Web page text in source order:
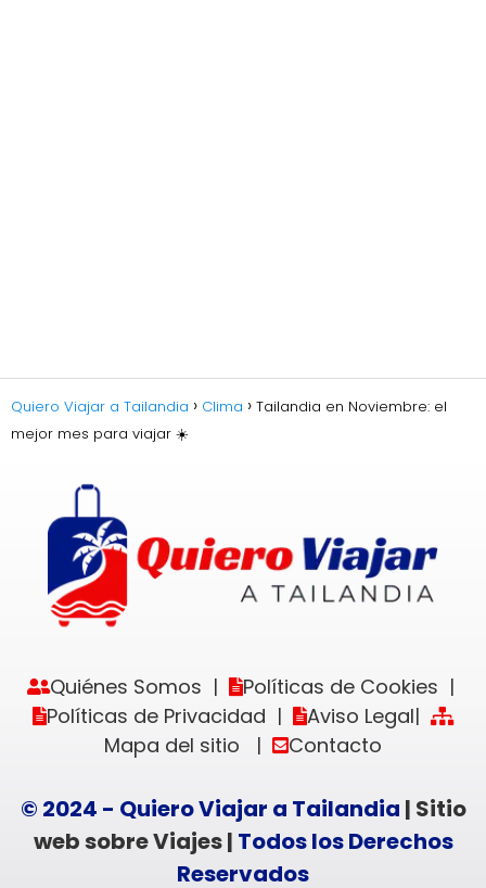
Quiero Viajar a Tailandia Clima
Tailandia en Noviembre: el
mejor mes para viajar ☀️
Quiénes Somos | Políticas de Cookies |
Políticas de Privacidad | Aviso Legal|
Mapa del sitio | Contacto
© 2024 - Quiero Viajar a Tailandia | Sitio
web sobre Viajes | Todos los Derechos
Reservados